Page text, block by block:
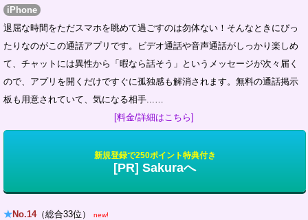
iPhone
退屈な時間をただスマホを眺めて過ごすのは勿体ない！そんなときにぴっ
たりなのがこの通話アプリです。ビデオ通話や音声通話がしっかり楽しめ
て、チャットには異性から「暇なら話そう」というメッセージが次々届く
ので、アプリを開くだけですぐに孤独感も解消されます。無料の通話掲示
板も用意されていて、気になる相手...…
[料金/詳細はこちら]
新規登録で250ポイント特典付き
[PR] Sakuraへ
★No.14（総合33位） new!